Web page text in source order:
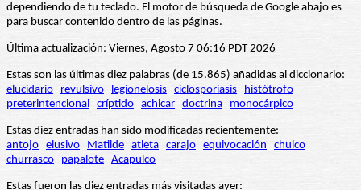
dependiendo de tu teclado. El motor de búsqueda de Google abajo es
para buscar contenido dentro de las páginas.
Última actualización: Viernes, Agosto 7 06:16 PDT 2026
Estas son las últimas diez palabras (de 15.865) añadidas al diccionario:
elucidario
revulsivo legionelosis ciclosporiasis
histótrofo
preterintencional
críptido achicar doctrina monocárpico
Estas diez entradas han sido modificadas recientemente:
antojo elusivo Matilde atleta carajo equivocación
chuico
churrasco
papalote Acapulco
Estas fueron las diez entradas más visitadas ayer: